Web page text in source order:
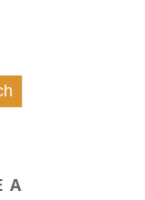
A